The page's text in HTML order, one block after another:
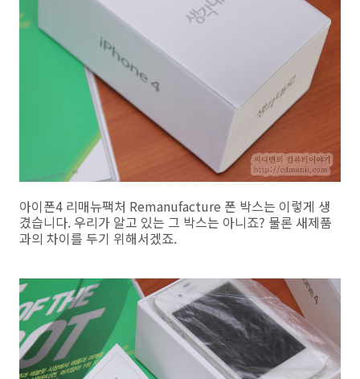
아이폰4 리매뉴팩처 Remanufacture 폰 박스는 이렇게 생
겼습니다. 우리가 알고 있는 그 박스는 아니죠? 물론 새제품
과의 차이를 두기 위해서겠죠.